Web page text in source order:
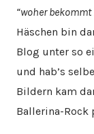
“woher
Häschen bin
Blog unter so
und hab’s
Bildern kam
Ballerina-Rock